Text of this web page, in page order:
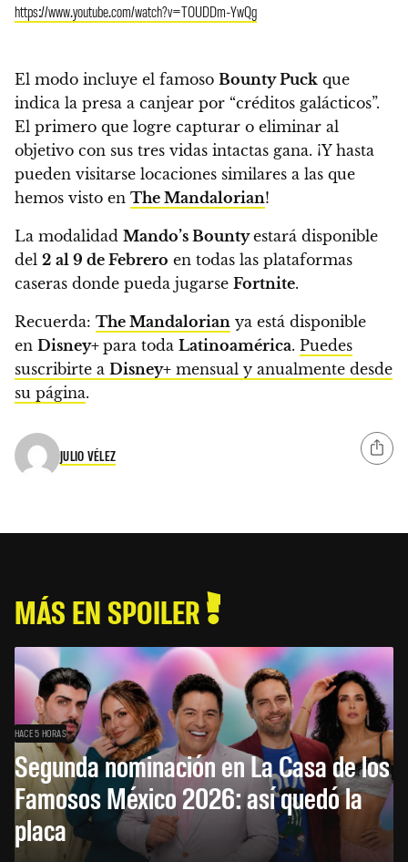
https://www.youtube.com/watch?v=TOUDDm-YwQg
El modo incluye el famoso Bounty Puck que
indica la presa a canjear por “créditos galácticos”.
El primero que logre capturar o eliminar al
objetivo con sus tres vidas intactas gana. ¡Y hasta
pueden visitarse locaciones similares a las que
hemos visto en The Mandalorian!
La modalidad Mando’s Bountyestará disponible
del 2 al 9 de Febrero en todas las plataformas
caseras donde pueda jugarse Fortnite.
Recuerda: The Mandalorian ya está disponible
en Disney+ para toda Latinoamérica. Puedes
suscribirte a Disney+ mensual y anualmente desde
su página.
JULIO VÉLEZ
MÁS EN SPOILER
HACE 5 HORAS
Segunda nominación en La Casa de los
Famosos México 2026: así quedó la
placa